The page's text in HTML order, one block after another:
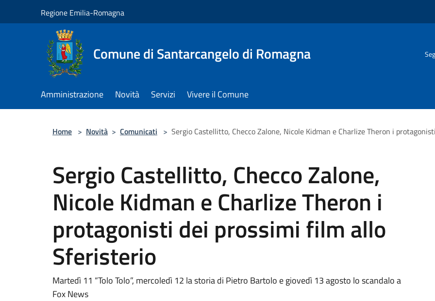
Regione Emilia-Romagna
Comune di Santarcangelo di Romagna
Amministrazione Novità Servizi Vivere il Comune
Home > Novità > Comunicati > Sergio Castellitto, Checco Zalone, Nicole Kidman e Charlize Theron i
Sergio Castellitto, Checco Zalone,
Nicole Kidman e Charlize Theron i
protagonisti dei prossimi film allo
Sferisterio
Martedì 11 “Tolo Tolo”, mercoledì 12 la storia di Pietro Bartolo e giovedì 13 agosto lo scandalo a
Fox News